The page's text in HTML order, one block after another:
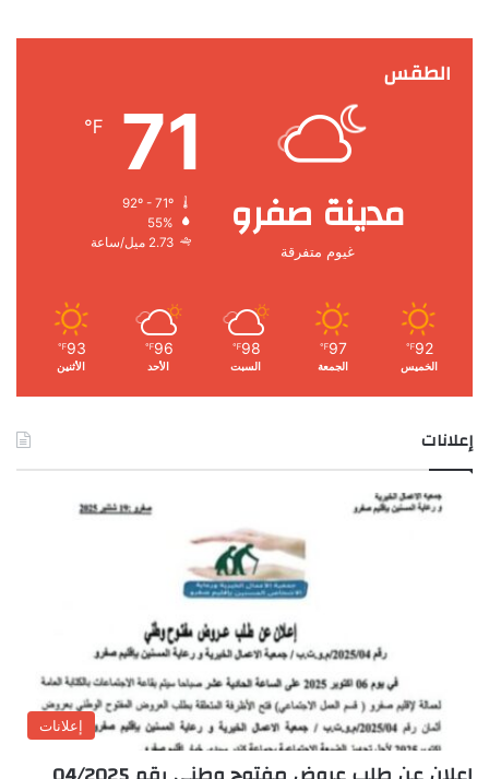
الطقس
مدينة صفرو
غيوم متفرقة
71
℉
55%
2.73 ميل/ساعة
92
℉
الخميس
97
℉
الجمعة
98
℉
السبت
96
℉
الأحد
93
℉
الأثنين
إعلانات
إعلانات